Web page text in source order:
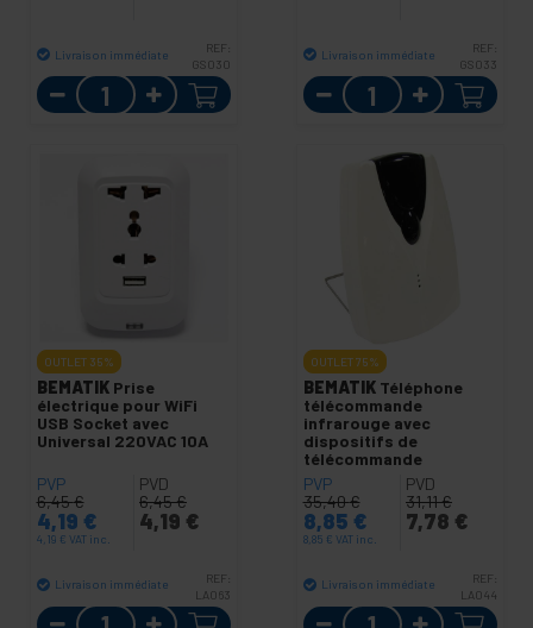
Livraison immédiate
REF:
GS030
Quantité
Livraison immédiate
REF:
GS033
Quantité
OUTLET 35%
BEMATIK Prise
électrique pour WiFi
USB Socket avec
Universal 220VAC 10A
PVP
6,45€
4,19 €
4,19 € VAT inc.
PVD
6,45€
4,19 €
Livraison immédiate
REF:
LA063
Quantité
OUTLET 75%
BEMATIK Téléphone
télécommande
infrarouge avec
dispositifs de
télécommande
PVP
35,40€
8,85 €
8,85 € VAT inc.
PVD
31,11€
7,78 €
Livraison immédiate
REF:
LA044
Quantité